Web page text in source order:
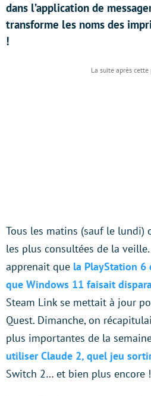
dans l’application de
transforme les noms des
!
Tous les matins (sauf le lundi)
les plus consultées de la
apprenait que la PlayStation 6
que Windows 11 faisait
Steam Link se mettait à jour
Quest. Dimanche, on
plus importantes de la
utiliser Claude 2, quel jeu
Switch 2… et bien plus encore !